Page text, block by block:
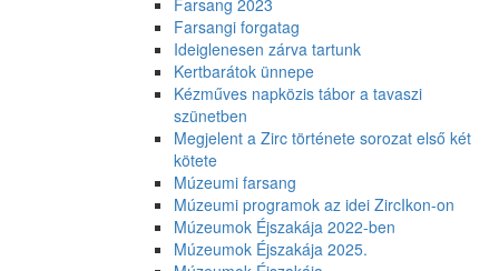
Farsang 2023
Farsangi forgatag
Ideiglenesen zárva tartunk
Kertbarátok ünnepe
Kézműves napközis tábor a tavaszi
szünetben
Megjelent a Zirc története sorozat első két
kötete
Múzeumi farsang
Múzeumi programok az idei ZircIkon-on
Múzeumok Éjszakája 2022-ben
Múzeumok Éjszakája 2025.